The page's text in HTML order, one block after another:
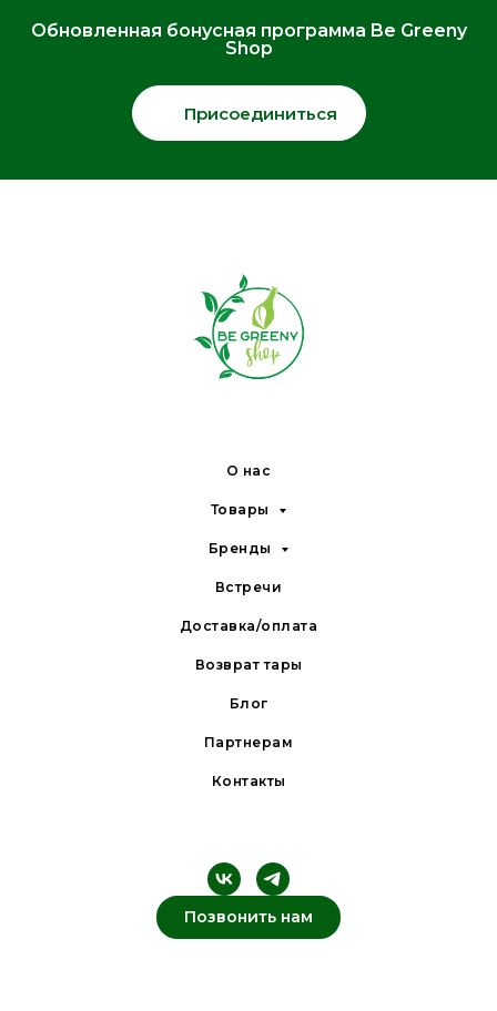
Обновленная бонусная программа Be Greeny
Shop
Присоединиться
О нас
Товары
Бренды
Встречи
Доставка/оплата
Возврат тары
Блог
Партнерам
Контакты
Позвонить нам